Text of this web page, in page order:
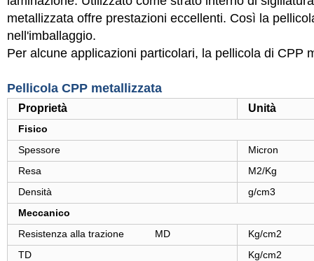
metallizzata offre prestazioni eccellenti. Così la
nell'imballaggio.
Per alcune applicazioni particolari, la pellicola di CPP
Pellicola CPP metallizzata
Proprietà Unità
Fisico
Spessore
Micron
Resa
M2/Kg
Densità
g/cm3
Meccanico
Resistenza alla trazione MD
Kg/cm2
TD
Kg/cm2